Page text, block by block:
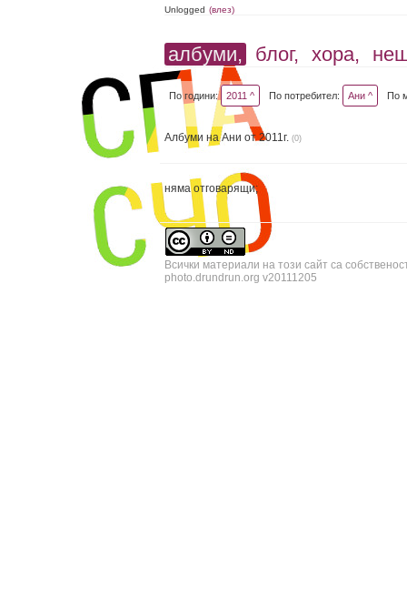
Unlogged (влез)
албуми, блог, хора,
По години: 2011 ^ По потребител: Ани ^ По
Албуми на Ани от 2011г. (0)
няма отговарящи;
Всички материали на този сайт са
photo.drundrun.org v20111205